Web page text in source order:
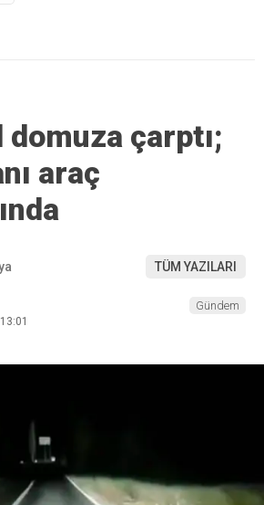
çarptı;
araç
TÜM YAZILARI
Gündem